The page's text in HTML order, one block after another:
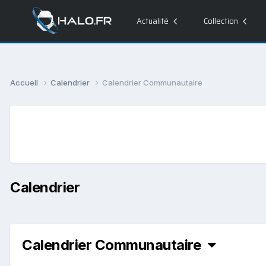
Actualité Collection
Accueil Calendrier Calendrier Communautaire
Calendrier
Calendrier Communautaire